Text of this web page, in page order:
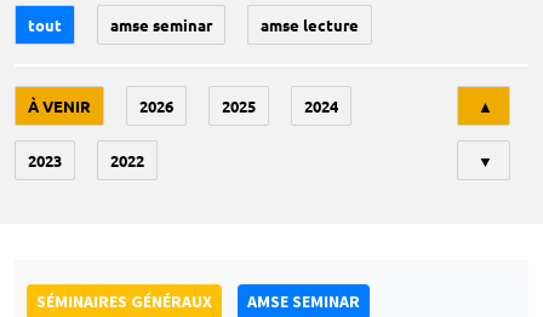
tout amse seminar amse lecture
À VENIR 2026 2025 2024
2023 2022
▲
▼
SÉMINAIRES GÉNÉRAUX
AMSE SEMINAR